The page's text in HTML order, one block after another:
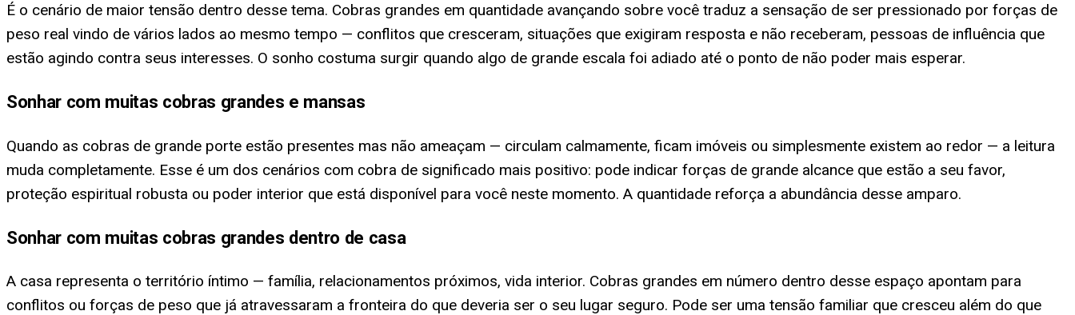
É o cenário de maior tensão dentro desse tema. Cobras grandes em quantidade avançando sobre você traduz a sensação de ser pressionado por forças de
peso real vindo de vários lados ao mesmo tempo — conflitos que cresceram, situações que exigiram resposta e não receberam, pessoas de influência que
estão agindo contra seus interesses. O sonho costuma surgir quando algo de grande escala foi adiado até o ponto de não poder mais esperar.
Sonhar com muitas cobras grandes e mansas
Quando as cobras de grande porte estão presentes mas não ameaçam — circulam calmamente, ficam imóveis ou simplesmente existem ao redor — a leitura
muda completamente. Esse é um dos cenários com cobra de significado mais positivo: pode indicar forças de grande alcance que estão a seu favor,
proteção espiritual robusta ou poder interior que está disponível para você neste momento. A quantidade reforça a abundância desse amparo.
Sonhar com muitas cobras grandes dentro de casa
A casa representa o território íntimo — família, relacionamentos próximos, vida interior. Cobras grandes em número dentro desse espaço apontam para
conflitos ou forças de peso que já atravessaram a fronteira do que deveria ser o seu lugar seguro. Pode ser uma tensão familiar que cresceu além do que